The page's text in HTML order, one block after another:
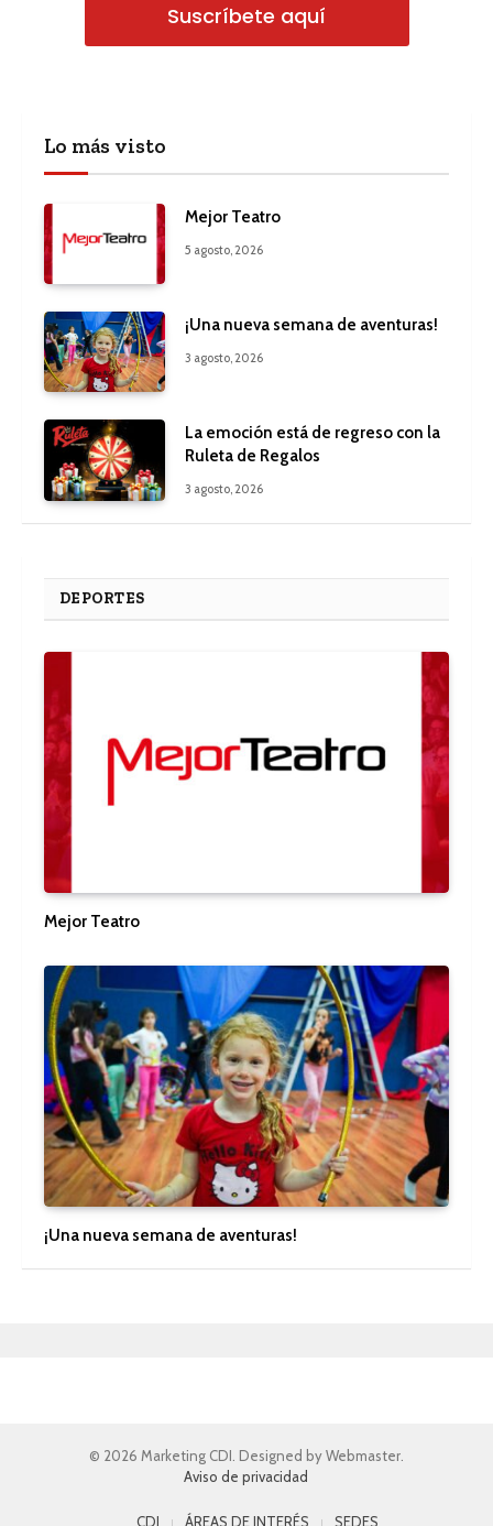
Suscríbete aquí
Lo más visto
Mejor Teatro
5 agosto, 2026
¡Una nueva semana de aventuras!
3 agosto, 2026
La emoción está de regreso con la
Ruleta de Regalos
3 agosto, 2026
DEPORTES
Mejor Teatro
¡Una nueva semana de aventuras!
© 2026 Marketing CDI. Designed by Webmaster.
Aviso de privacidad
CDI ÁREAS DE INTERÉS SEDES